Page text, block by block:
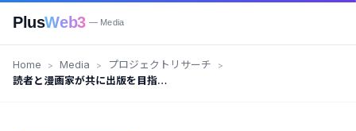
PlusWeb3 — Media
Home Media
プロジェクトリサーチ
読者と漫画家が共に出版を目指す